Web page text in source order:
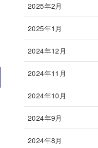
2025年2月
2025年1月
2024年12月
2024年11月
2024年10月
2024年9月
2024年8月